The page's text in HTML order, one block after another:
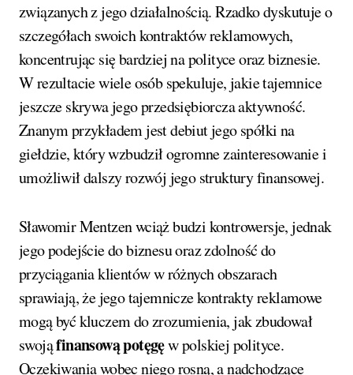
związanych z jego działalnością. Rzadko dyskutuje o
szczegółach swoich kontraktów reklamowych,
koncentrując się bardziej na polityce oraz biznesie.
W rezultacie wiele osób spekuluje, jakie tajemnice
jeszcze skrywa jego przedsiębiorcza aktywność.
Znanym przykładem jest debiut jego spółki na
giełdzie, który wzbudził ogromne zainteresowanie i
umożliwił dalszy rozwój jego struktury finansowej.
Sławomir Mentzen wciąż budzi kontrowersje, jednak
jego podejście do biznesu oraz zdolność do
przyciągania klientów w różnych obszarach
sprawiają, że jego tajemnicze kontrakty reklamowe
mogą być kluczem do zrozumienia, jak zbudował
swojąfinansową potęgęw polskiej polityce.
Oczekiwania wobec niego rosną, a nadchodzące